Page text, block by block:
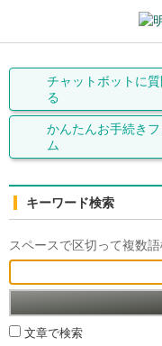
チャットボットに
る
かんたんお手続き
ム
キーワード検索
スペースで区切って複数
文章で検索